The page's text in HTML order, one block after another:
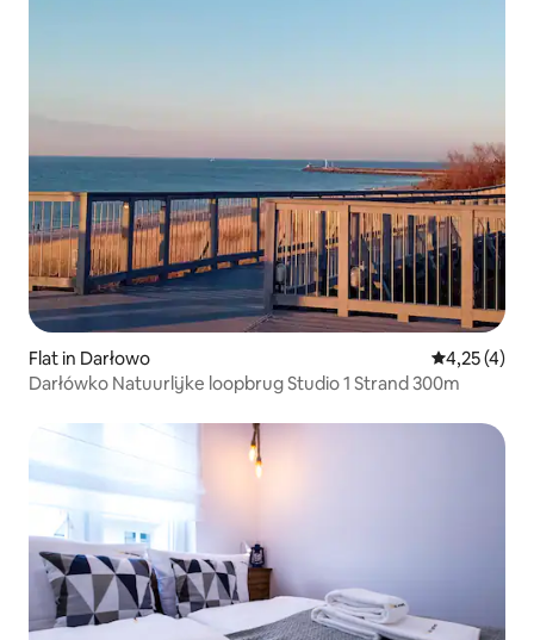
Flat in Darłowo
4,25 (4)
Darłówko Natuurlijke loopbrug Studio 1 Strand 300m